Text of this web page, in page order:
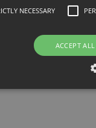
NECESSARY
ACCEPT ALL